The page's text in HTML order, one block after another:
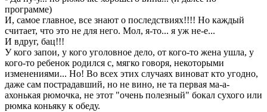
программе)
И, самое главное, все знают о последствиях!!!! Но каждый
считает, что это не для него. Мол, я-то... я уж не-е...
И вдруг, бац!!!
У кого запои, у кого уголовное дело, от кого-то жена ушла, у
кого-то ребенок родился с, мягко говоря, некоторыми
изменениями... Но! Во всех этих случаях виноват кто угодно,
даже сам пострадавший, но не вино, не та первая ма-а-
ахонькая рюмочка, не этот "очень полезный" бокал сухого или
рюмка коньяку к обеду.